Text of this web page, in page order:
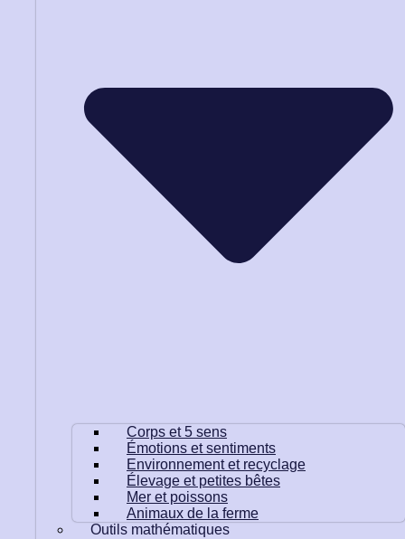
Corps et 5 sens
Émotions et sentiments
Environnement et recyclage
Élevage et petites bêtes
Mer et poissons
Animaux de la ferme
Outils mathématiques